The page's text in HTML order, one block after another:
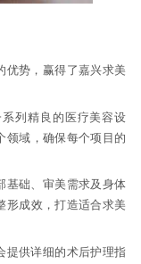
优势，赢得了嘉兴求美
系列精良的医疗美容设
领域，确保每个项目的
基础、审美需求及身体
形成效，打造适合求美
提供详细的术后护理指